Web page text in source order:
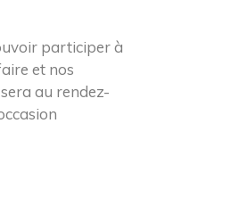
participer à
et nos
au rendez-